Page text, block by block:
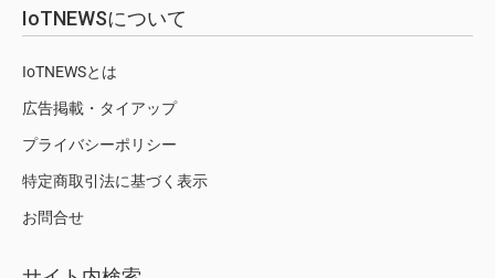
IoTNEWSについて
IoTNEWSとは
広告掲載・タイアップ
プライバシーポリシー
特定商取引法に基づく表示
お問合せ